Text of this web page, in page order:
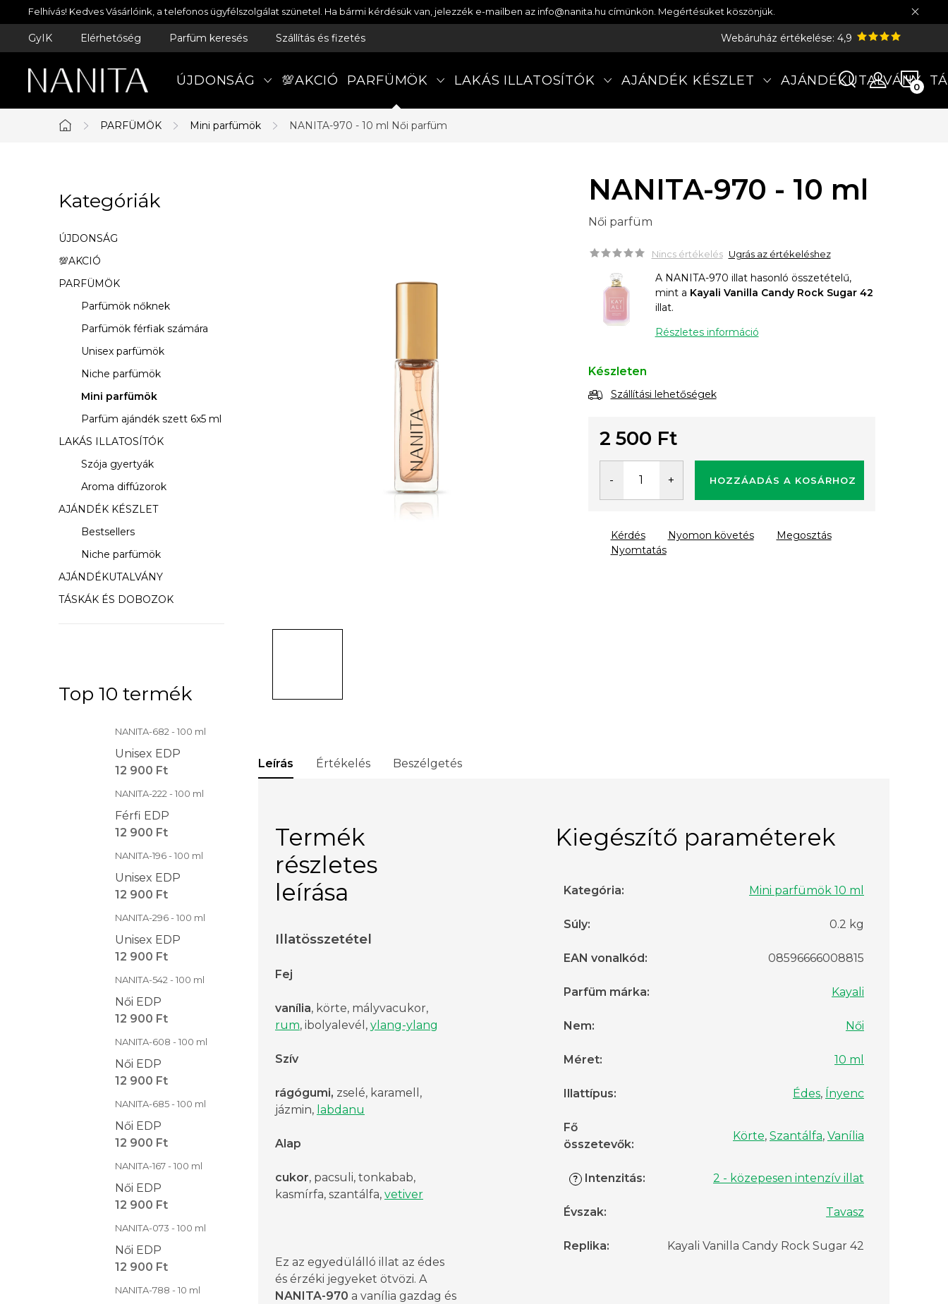
Ugrás
a
Felhívás! Kedves Vásárlóink, a telefonos ügyfélszolgálat szünetel. Ha bármi kérdésük van, jelezzék e-mailben az info@nanita.hu címünkön. Megértésüket köszönjük.
GyIK Elérhetőség Parfüm keresés Szállítás és fizetés Webáruház értékelése: 4,9
ÚJDONSÁG 💯AKCIÓ PARFÜMÖK LAKÁS ILLATOSÍTÓK AJÁNDÉK KÉSZLET AJÁNDÉKUTALVÁNY
Kezdőlap
PARFÜMÖK Mini parfümök NANITA-970 - 10 ml Női parfüm
l
d
a
l
n
Kategóriák
átugrása
Kategóriák
ÚJDONSÁG
💯AKCIÓ
PARFÜMÖK
Parfümök nőknek
Parfümök férfiak számára
Unisex parfümök
Niche parfümök
Mini parfümök
Parfüm ajándék szett 6x5 ml
LAKÁS ILLATOSÍTÓK
Szója gyertyák
Aroma diffúzorok
AJÁNDÉK KÉSZLET
Bestsellers
Niche parfümök
AJÁNDÉKUTALVÁNY
TÁSKÁK ÉS DOBOZOK
Top 10 termék
NANITA-682 - 100 ml
Unisex EDP
12 900 Ft
NANITA-222 - 100 ml
Férfi EDP
12 900 Ft
NANITA-196 - 100 ml
Unisex EDP
12 900 Ft
NANITA-296 - 100 ml
Unisex EDP
12 900 Ft
NANITA-542 - 100 ml
Női EDP
12 900 Ft
NANITA-608 - 100 ml
Női EDP
12 900 Ft
NANITA-685 - 100 ml
Női EDP
12 900 Ft
NANITA-167 - 100 ml
Női EDP
12 900 Ft
NANITA-073 - 100 ml
Női EDP
12 900 Ft
NANITA-788 - 10 ml
NANITA-970 - 10 ml
Női parfüm
Nincs értékelés Ugrás az értékeléshez
A NANITA-970 illat hasonló összetételű,
mint a Kayali Vanilla Candy Rock Sugar 42
illat.
Részletes információ
Készleten
Szállítási lehetőségek
2 500 Ft
HOZZÁADÁS A KOSÁRHOZ
Nyomtatás
Kérdés Nyomon követés Megosztás
Leírás Értékelés Beszélgetés
Termék
részletes
leírása
Illatösszetétel
Fej
vanília, körte, mályvacukor,
rum, ibolyalevél, ylang-ylang
Szív
rágógumi, zselé, karamell,
jázmin, labdanu
Alap
cukor, pacsuli, tonkabab,
kasmírfa, szantálfa, vetiver
Ez az egyedülálló illat az édes
és érzéki jegyeket ötvözi. A
NANITA-970 a vanília gazdag és
Kiegészítő paraméterek
Kategória: Mini parfümök 10 ml
Súly: 0.2 kg
EAN vonalkód : 08596666008815
Parfüm márka: Kayali
Nem: Női
Méret: 10 ml
Illattípus: Édes, Ínyenc
Fő
összetevők:
Körte, Szantálfa, Vanília
? Intenzitás: 2 - közepesen intenzív illat
Évszak: Tavasz
Replika: Kayali Vanilla Candy Rock Sugar 42